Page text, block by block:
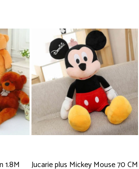
1.8M
Jucarie plus Mickey Mouse 70 CM